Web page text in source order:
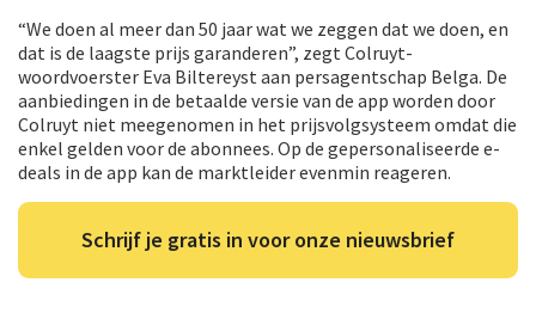
“We doen al meer dan 50 jaar wat we zeggen dat we doen, en
dat is de laagste prijs garanderen”, zegt Colruyt-
woordvoerster Eva Biltereyst aan persagentschap Belga. De
aanbiedingen in de betaalde versie van de app worden door
Colruyt niet meegenomen in het prijsvolgsysteem omdat die
enkel gelden voor de abonnees. Op de gepersonaliseerde e-
deals in de app kan de marktleider evenmin reageren.
Schrijf je gratis in voor onze nieuwsbrief